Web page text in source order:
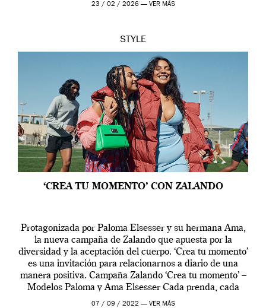
23 / 02 / 2026 — VER MÁS
STYLE
‘CREA TU MOMENTO’ CON ZALANDO
Protagonizada por Paloma Elsesser y su hermana Ama,
la nueva campaña de Zalando que apuesta por la
diversidad y la aceptación del cuerpo. ‘Crea tu momento’
es una invitación para relacionarnos a diario de una
manera positiva. Campaña Zalando ‘Crea tu momento’ –
Modelos Paloma y Ama Elsesser Cada prenda, cada
outfit, cada momento, caracteriza […]
07 / 09 / 2022 — VER MÁS